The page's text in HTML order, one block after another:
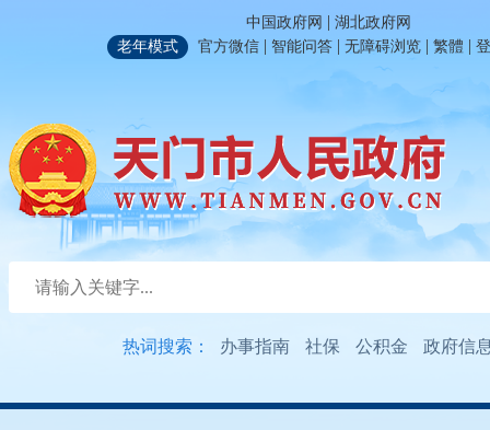
中国政府网 | 湖北政府网
老年模式
官方微信 | 智能问答 | 无障碍浏览 | 繁體 |
热词搜索： 办事指南 社保 公积金 政府信